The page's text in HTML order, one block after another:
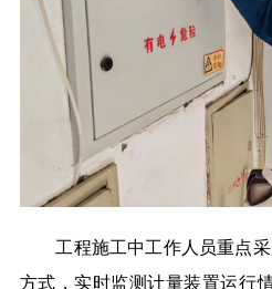
工程施工中工作人员重点采
方式，实时监测计量装置运行